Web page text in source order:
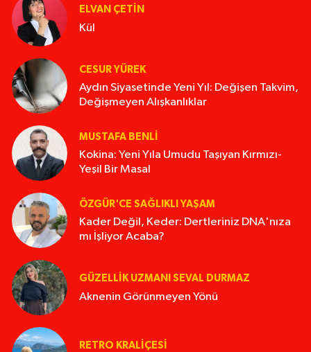
ELVAN ÇETIN
Kül
CESUR YÜREK
Aydın Siyasetinde Yeni Yıl: Değişen Takvim,
Değişmeyen Alışkanlıklar
MUSTAFA BENLI
Kokina: Yeni Yıla Umudu Taşıyan Kırmızı-
Yeşil Bir Masal
ÖZGÜR'CE SAĞLIKLI YAŞAM
Kader Değil, Keder: Dertleriniz DNA'nıza
mı İşliyor Acaba?
GÜZELLIK UZMANI SEVAL DURMAZ
Aknenin Görünmeyen Yönü
RETRO KRALIÇESI